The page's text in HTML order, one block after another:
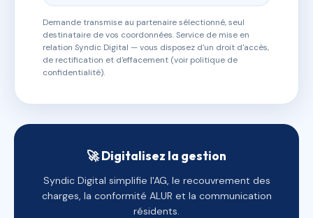
Demande transmise au partenaire sélectionné, seul
destinataire de vos coordonnées. Service de mise en
relation Syndic Digital — vous disposez d'un droit d'accès,
de rectification et d'effacement (voir politique de
confidentialité).
🚀 Digitalisez la gestion
Syndic Digital simplifie l'AG, le recouvrement des
charges, la conformité ALUR et la communication
résidents.